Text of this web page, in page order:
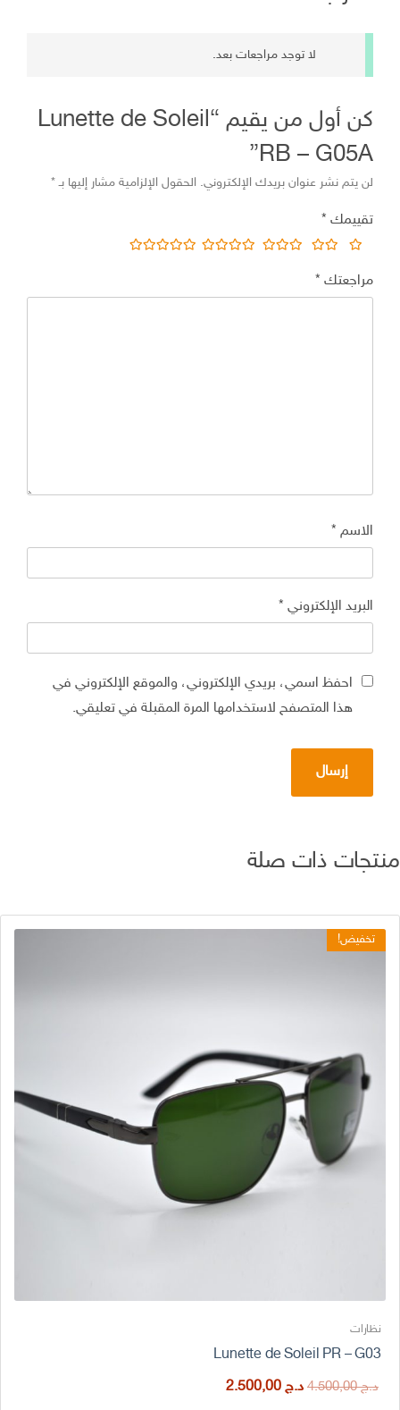
لا توجد مراجعات بعد.
كن أول من يقيم “Lunette de Soleil
RB – G05A”
لن يتم نشر عنوان بريدك الإلكتروني. الحقول الإلزامية مشار إليها بـ
تقييمك*
مراجعتك*
الاسم*
البريد الإلكتروني*
احفظ اسمي، بريدي الإلكتروني، والموقع الإلكتروني في
هذا المتصفح لاستخدامها المرة المقبلة في تعليقي.
ذات صلة
تخفيض!
نظارات
Lunette de Soleil PR – G03
د.ج4.500,00
السعر
د.ج2.500,00
السعر